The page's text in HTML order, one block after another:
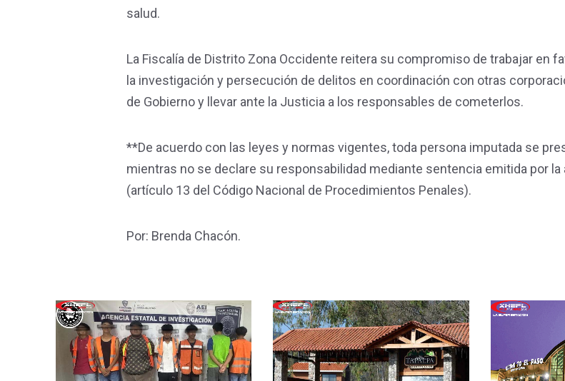
salud.
La Fiscalía de Distrito Zona Occidente reitera su compromiso de trabajar en
la investigación y persecución de delitos en coordinación con otras
de Gobierno y llevar ante la Justicia a los responsables de cometerlos.
**De acuerdo con las leyes y normas vigentes, toda persona imputada se
mientras no se declare su responsabilidad mediante sentencia emitida por la
(artículo 13 del Código Nacional de Procedimientos Penales).
Por: Brenda Chacón.